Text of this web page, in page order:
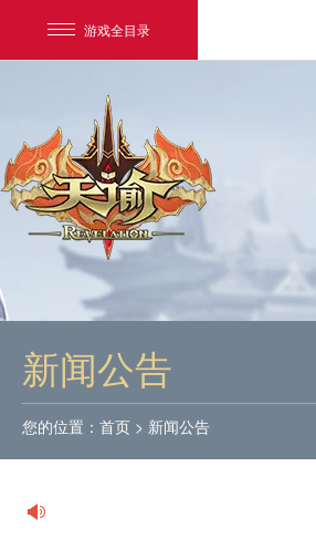
游戏全目录
网易游戏
我的足迹：
新闻公告
您的位置： 首页 > 新闻公告